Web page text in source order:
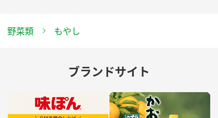
野菜類 もやし
ブランドサイト